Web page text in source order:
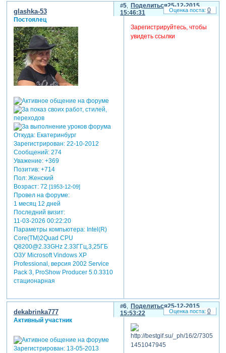
Поделиться
5
25-12-2015
15:46:31
glashka-53
Постоялец
Откуда:Екатеринбург
Зарегистрирован: 22-10-2012
Сообщений:274
Уважение: +369
Позитив: +714
Пол:Женский
Возраст:72 [1953-12-09]
Провел на форуме:
1 месяц 12 дней
Последний визит:
11-03-2026 00:22:20
Параметры компьютера:Intel(R)
Core(TM)2Quad CPU
Q8200@2.33GHz 2.33ГГц,3,25ГБ
ОЗУ Microsoft Vindows XP
Professional, версия 2002 Service
Pack 3, ProShow Producer 5.0.3310
стационарная
Зарегистрируйтесь, чтобы
увидеть ссылки
0
Поделиться
6
25-12-2015
15:53:22
dekabrinka777
Активный участник
Зарегистрирован: 13-05-2013
0